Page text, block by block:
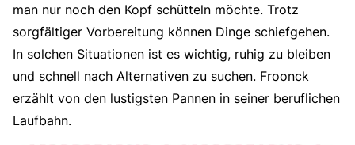
Wenn es um die Hochzeitsplanung geht, kann selbst
man nur noch den Kopf schütteln möchte. Trotz
sorgfältiger Vorbereitung können Dinge schiefgehen.
In solchen Situationen ist es wichtig, ruhig zu bleiben
und schnell nach Alternativen zu suchen. Froonck
erzählt von den lustigsten Pannen in seiner beruflichen
Laufbahn.